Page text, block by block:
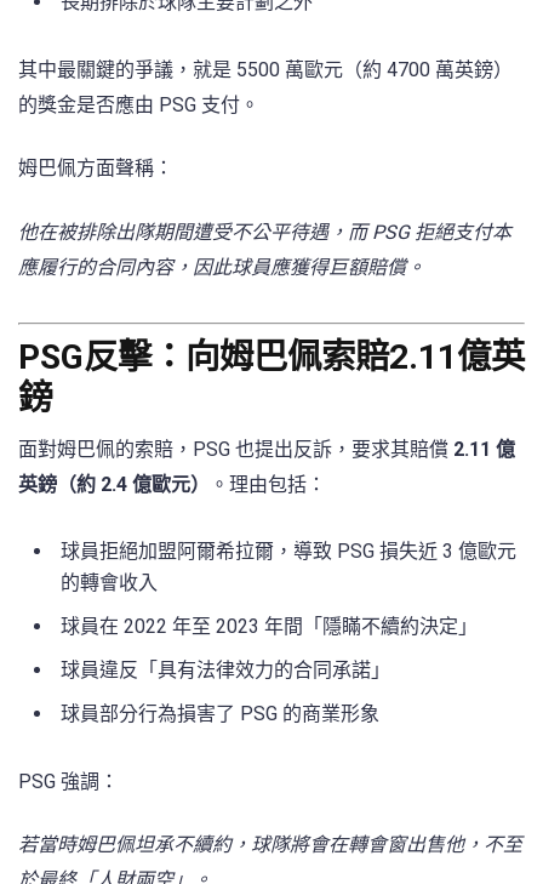
其中最關鍵的爭議，就是 5500 萬歐元（約 4700 萬英鎊）
的獎金是否應由 PSG 支付。
姆巴佩方面聲稱：
他在被排除出隊期間遭受不公平待遇，而 PSG 拒絕支付本
應履行的合同內容，因此球員應獲得巨額賠償。
PSG反擊：向姆巴佩索賠2.11億英
鎊
面對姆巴佩的索賠，PSG 也提出反訴，要求其賠償 2.11 億
英鎊（約 2.4 億歐元）
。理由包括：
球員拒絕加盟阿爾希拉爾，導致 PSG 損失近 3 億歐元
的轉會收入
球員在 2022 年至 2023 年間「隱瞞不續約決定」
球員違反「具有法律效力的合同承諾」
球員部分行為損害了 PSG 的商業形象
PSG 強調：
若當時姆巴佩坦承不續約，球隊將會在轉會窗出售他，不至